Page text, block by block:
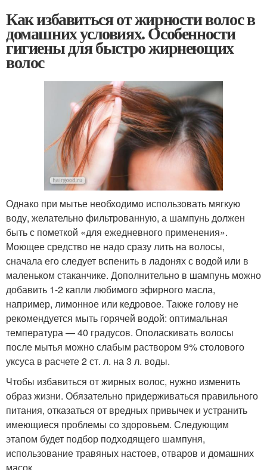
Как избавиться от жирности волос в
домашних условиях. Особенности
гигиены для быстро жирнеющих
волос
Однако при мытье необходимо использовать мягкую
воду, желательно фильтрованную, а шампунь должен
быть с пометкой «для ежедневного применения».
Моющее средство не надо сразу лить на волосы,
сначала его следует вспенить в ладонях с водой или в
маленьком стаканчике. Дополнительно в шампунь можно
добавить 1-2 капли любимого эфирного масла,
например, лимонное или кедровое. Также голову не
рекомендуется мыть горячей водой: оптимальная
температура — 40 градусов. Ополаскивать волосы
после мытья можно слабым раствором 9% столового
уксуса в расчете 2 ст. л. на 3 л. воды.
Чтобы избавиться от жирных волос, нужно изменить
образ жизни. Обязательно придерживаться правильного
питания, отказаться от вредных привычек и устранить
имеющиеся проблемы со здоровьем. Следующим
этапом будет подбор подходящего шампуня,
использование травяных настоев, отваров и домашних
масок.